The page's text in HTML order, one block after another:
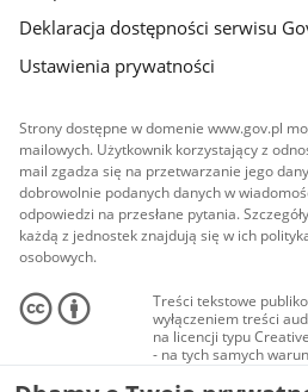
Deklaracja dostępności serwisu
Ustawienia prywatności
Strony dostępne w domenie www.gov.pl
mailowych. Użytkownik korzystający z
mail zgadza się na przetwarzanie jego
dobrowolnie podanych danych w
odpowiedzi na przesłane pytania.
każdą z jednostek znajdują się w ich
osobowych.
Treści tekstowe
wyłączeniem treści
na licencji typu
- na tych samych
Materiały